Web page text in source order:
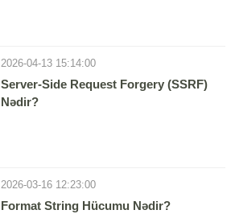
2026-04-13 15:14:00
Server-Side Request Forgery (SSRF)
Nədir?
2026-03-16 12:23:00
Format String Hücumu Nədir?